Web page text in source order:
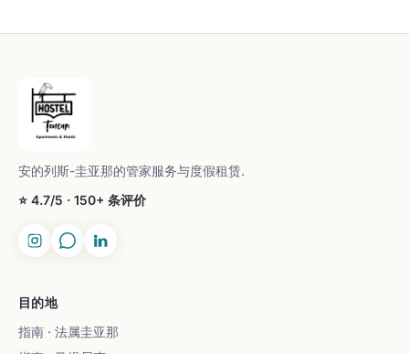
安的列斯-圭亚那的管家服务与度假租赁.
⭐ 4.7/5 · 150+ 条评价
目的地
指南 · 法属圭亚那